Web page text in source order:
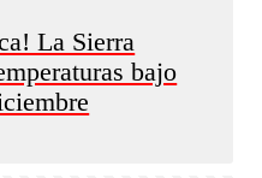
La Sierra
bajo